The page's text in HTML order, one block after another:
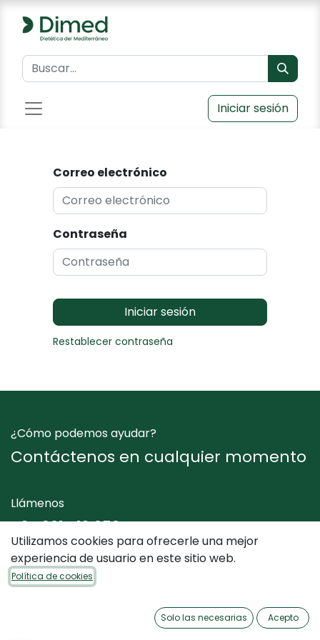
Iniciar sesión
Correo electrónico
Contraseña
Iniciar sesión
Restablecer contraseña
¿Cómo podemos ayudar?
Contáctenos en cualquier momento
Llámenos
+34 961 412 050
Envíenos un mensaje
Utilizamos cookies para ofrecerle una mejor
experiencia de usuario en este sitio web.
Política de cookies
Solo las necesarias Acepto